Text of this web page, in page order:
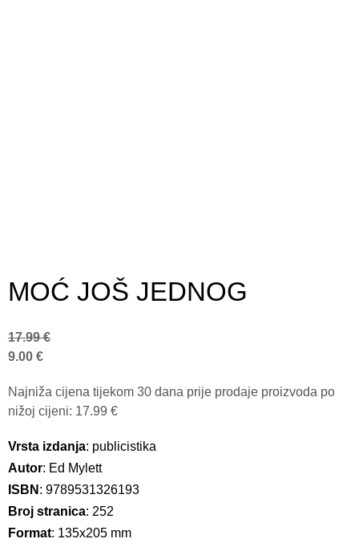
MOĆ JOŠ JEDNOG
9.00 €
17.99€
Najniža cijena tijekom 30 dana prije prodaje proizvoda po
nižoj cijeni: 17.99 €
Vrsta izdanja: publicistika
Autor: Ed Mylett
ISBN : 9789531326193
Broj stranica: 252
Format: 135x205 mm